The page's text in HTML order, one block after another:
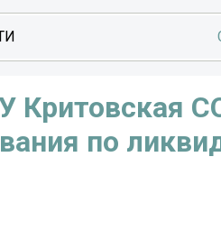
Критовская
по